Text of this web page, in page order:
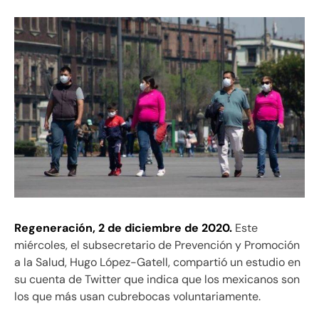
Regeneración, 2 de diciembre de 2020. Este
miércoles, el subsecretario de Prevención y Promoción
a la Salud, Hugo López-Gatell, compartió un estudio en
su cuenta de Twitter que indica que los mexicanos son
los que más usan cubrebocas voluntariamente.